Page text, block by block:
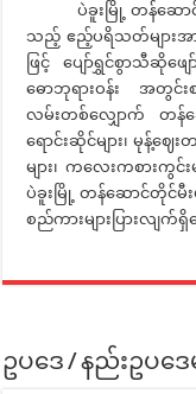
ပဲခူးမြို့ တန်ဆောင်တို
သည့် ဧည့်ပရိသတ်များအာ
ဖြင့် ပျော်ရွှင်စွာသီဆိုဖ
ဓောဘုရားဝန်း အတွင်း
လမ်းတစ်လျှောက် တ
ရောင်းဆိုင်များ၊ မုန့်ဈေးတ
များ၊ ကလေးကစားကွင်း
ပဲခူးမြို့ တန်ဆောင်တိုင်မီ
စည်ကားများပြားလျက်
ဥပဒေ / နည်းဥပဒေမ